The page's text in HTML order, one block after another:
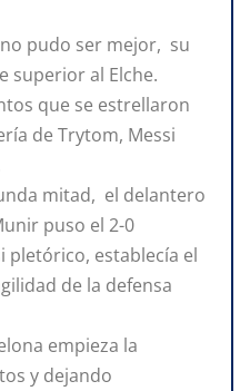
pudo ser mejor, su
superior al Elche.
que se estrellaron
de Trytom, Messi
mitad, el delantero
puso el 2-0
establecía el
de la defensa
empieza la
y dejando